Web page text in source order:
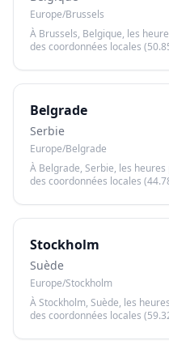
Europe/Brussels
À Brussels, Belgique, les
des coordonnées locales
lever et le coucher du soleil.
Belgrade
Serbie
Europe/Belgrade
À Belgrade, Serbie, les
des coordonnées locales
lever et le coucher du soleil.
Stockholm
Suède
Europe/Stockholm
À Stockholm, Suède, les
des coordonnées locales
le lever et le coucher du soleil.